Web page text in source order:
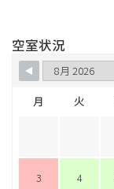
空室状況
月 火
3 4